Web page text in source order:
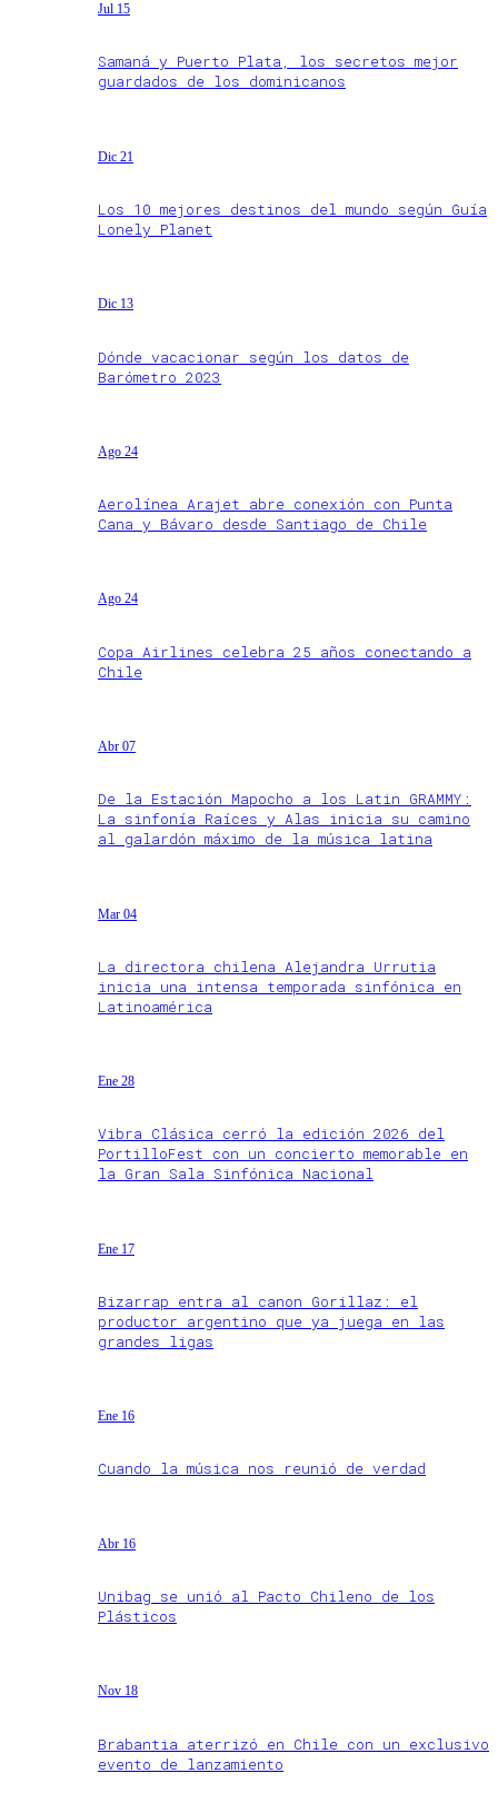
Jul 15
Samaná y Puerto Plata, los secretos mejor
guardados de los dominicanos
Dic 21
Los 10 mejores destinos del mundo según Guía
Lonely Planet
Dic 13
Dónde vacacionar según los datos de
Barómetro 2023
Ago 24
Aerolínea Arajet abre conexión con Punta
Cana y Bávaro desde Santiago de Chile
Ago 24
Copa Airlines celebra 25 años conectando a
Chile
Abr 07
De la Estación Mapocho a los Latin GRAMMY:
La sinfonía Raíces y Alas inicia su camino
al galardón máximo de la música latina
Mar 04
La directora chilena Alejandra Urrutia
inicia una intensa temporada sinfónica en
Latinoamérica
Ene 28
Vibra Clásica cerró la edición 2026 del
PortilloFest con un concierto memorable en
la Gran Sala Sinfónica Nacional
Ene 17
Bizarrap entra al canon Gorillaz: el
productor argentino que ya juega en las
grandes ligas
Ene 16
Cuando la música nos reunió de verdad
Abr 16
Unibag se unió al Pacto Chileno de los
Plásticos
Nov 18
Brabantia aterrizó en Chile con un exclusivo
evento de lanzamiento